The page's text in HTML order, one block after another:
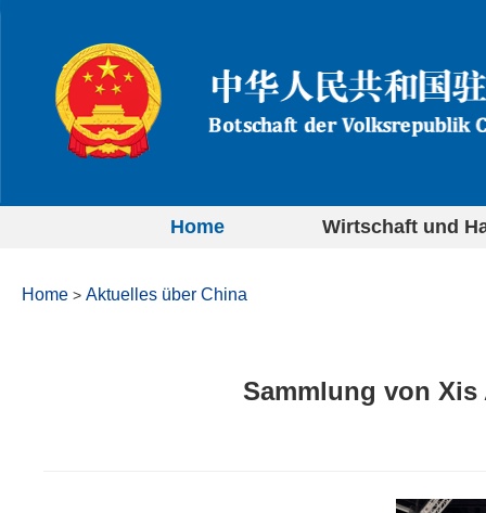
Home Wirtschaft und
Home > Aktuelles über China
Sammlung von